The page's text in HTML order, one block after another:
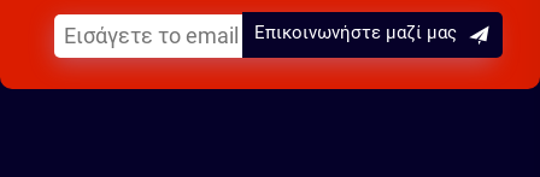
Επικοινωνήστε μαζί μας